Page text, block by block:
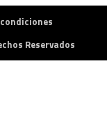
Reservados